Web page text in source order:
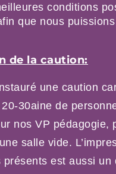
conditions
que nous
de la caution:
une caution
30aine de
nos VP pédagogie,
salle vide.
est aussi